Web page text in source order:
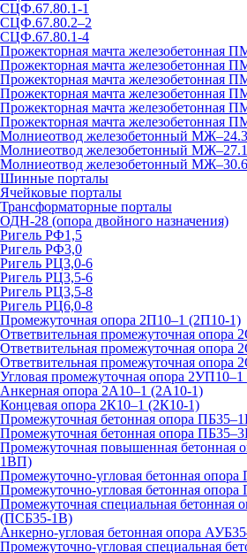
СЦФ.67.80.1-1
СЦФ.67.80.2–2
СЦФ.67.80.1-4
Прожекторная мачта железобетонная
Прожекторная мачта железобетонная
Прожекторная мачта железобетонная
Прожекторная мачта железобетонная
Прожекторная мачта железобетонная
Прожекторная мачта железобетонная
Молниеотвод железобетонный МЖ–24.3
Молниеотвод железобетонный МЖ–27.1
Молниеотвод железобетонный МЖ–30.6
Шинные порталы
Ячейковые порталы
Трансформаторные порталы
ОДН-28 (опора двойного назначения)
Ригель РФ1,5
Ригель РФ3,0
Ригель РЦ3,0-6
Ригель РЦ3,5-6
Ригель РЦ3,5-8
Ригель РЦ6,0-8
Промежуточная опора 2П10–1 (2П10-1)
Ответвительная промежуточная
Ответвительная промежуточная
Ответвительная промежуточная
Угловая промежуточная опора
Анкерная опора 2А10–1 (2А10-1)
Концевая опора 2К10–1 (2К10-1)
Промежуточная бетонная опора
Промежуточная бетонная опора
Промежуточная повышенная
1ВП)
Промежуточно-угловая бетонная
Промежуточно-угловая бетонная
Промежуточная специальная бетонная
(ПСБ35-1В)
Анкерно-угловая бетонная опора
Промежуточно-угловая специальная